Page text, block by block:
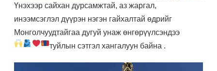
Үнэхээр сайхан дурсамжтай, аз жаргал,
инээмсэглэл дүүрэн нэгэн гайхалтай өдрийг
Монголчуудтайгаа дугуй унаж өнгөрүүлсэндээ
туйлын сэтгэл хангалуун байна .